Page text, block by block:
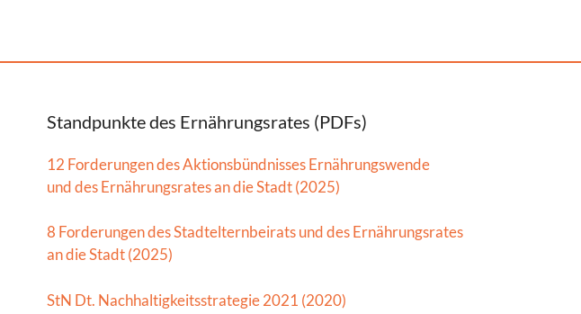
Standpunkte des Ernährungsrates (PDFs)
12 Forderungen des Aktionsbündnisses Ernährungswende
und des Ernährungsrates an die Stadt (2025)
8 Forderungen des Stadtelternbeirats und des Ernährungsrates
an die Stadt (2025)
StN Dt. Nachhaltigkeitsstrategie 2021 (2020)